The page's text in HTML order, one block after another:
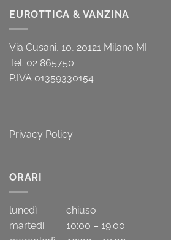
EUROTTICA & VANZINA
Via Cusani, 10, 20121 Milano MI
Tel: 02 865750
P.IVA 01359330154
Privacy Policy
ORARI
lunedì chiuso
martedì 10:00 – 19:00